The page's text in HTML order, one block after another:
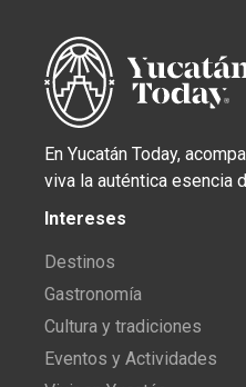
En Yucatán Today,
viva la auténtica esencia
Intereses
Destinos
Gastronomía
Cultura y tradiciones
Eventos y Actividades